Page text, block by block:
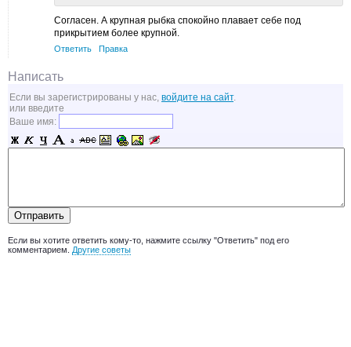
Согласен. А крупная рыбка спокойно плавает себе под
прикрытием более крупной.
Ответить Правка
Написать
Если вы зарегистрированы у нас, войдите на сайт.
или введите
Ваше имя:
Если вы хотите ответить кому-то, нажмите ссылку "Ответить" под его
комментарием. Другие советы